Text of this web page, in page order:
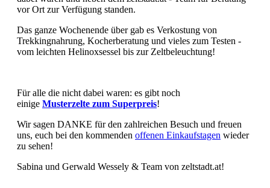
vor Ort zur Verfügung standen.
Das ganze Wochenende über gab es Verkostung von
Trekkingnahrung, Kocherberatung und vieles zum Testen -
vom leichten Helinoxsessel bis zur Zeltbeleuchtung!
Für alle die nicht dabei waren: es gibt noch
einige Musterzelte zum Superpreis!
Wir sagen DANKE für den zahlreichen Besuch und freuen
uns, euch bei den kommenden offenen Einkaufstagen wieder
zu sehen!
Sabina und Gerwald Wessely & Team von zeltstadt.at!